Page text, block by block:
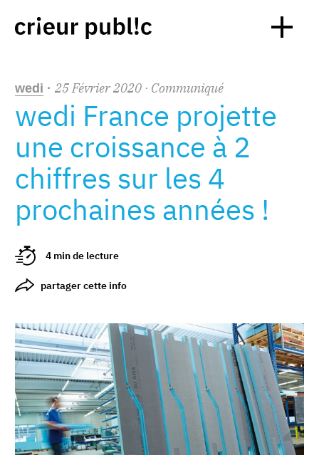
wedi · 25Février2020 · Communiqué
wedi France projette
une croissance à 2
chiffres sur les 4
prochaines années !
4 min de lecture
partager cette info